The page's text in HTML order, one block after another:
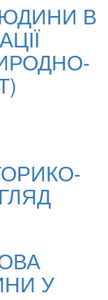
В
У